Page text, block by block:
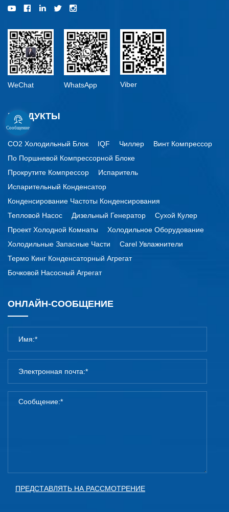
Сообщение
WeChat WhatsApp Viber
ПРОДУКТЫ
CO2 Холодильный Блок IQF Чиллер
Винт Компрессор
По Поршневой Компрессорной Блоке
Прокрутите Компрессор
Испаритель
Испарительный Конденсатор
Конденсирование Частоты Конденсирования
Тепловой Насос
Дизельный Генератор
Сухой Кулер
Проект Холодной Комнаты
Холодильное Оборудование
Холодильные Запасные Части
Carel Увлажнители
Термо Кинг Конденсаторный Агрегат
Бочковой Насосный Агрегат
ОНЛАЙН-СООБЩЕНИЕ
ПРЕДСТАВЛЯТЬ НА РАССМОТРЕНИЕ